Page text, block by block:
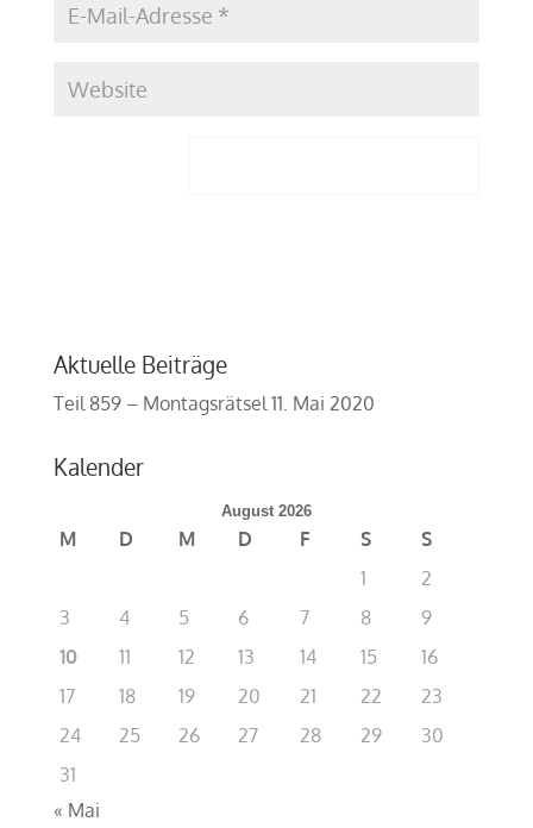
Aktuelle Beiträge
Teil 859 – Montagsrätsel 11. Mai 2020
Kalender
August 2026
M D M D F S
S
1
2
3
4 5 6 7 8
9
10
11 12 13 14 15
16
17
18 19 20 21 22
23
24
25 26 27 28 29
30
31
« Mai